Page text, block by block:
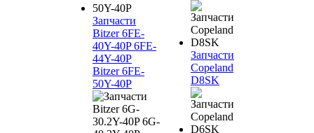
Запчасти
Bitzer 6FE-
40Y-40P 6FE-
44Y-40P
Bitzer 6FE-
50Y-40P
Запчасти
Copeland
D8SK